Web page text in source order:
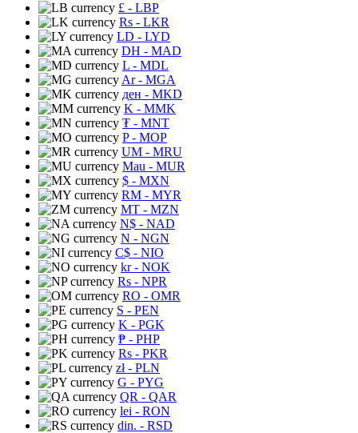
£ - LBP
Rs - LKR
LD - LYD
DH - MAD
L - MDL
Ar- MGA
ден - MKD
K - MMK
₮ - MNT
P- MOP
UM - MRU
Mau - MUR
$ - MXN
RM - MYR
MT - MZN
N$ - NAD
N - NGN
C$ - NIO
kr- NOK
Rs - NPR
RO - OMR
S - PEN
K - PGK
₱ - PHP
Rs - PKR
zł- PLN
G - PYG
QR - QAR
lei - RON
din. - RSD